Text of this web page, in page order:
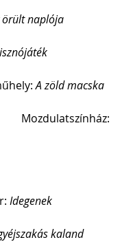
örült naplója
A zöld macska
Idegenek
kaland